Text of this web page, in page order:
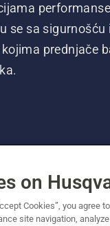
se sa
prednjače
on
Cookies”, you agree
site navigation,